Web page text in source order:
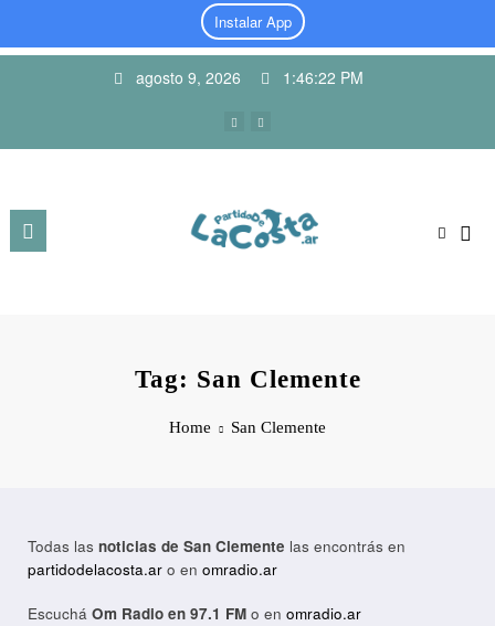
Instalar App
agosto 9, 2026 1:46:23 PM
Tag: San Clemente
Home San Clemente
Todas las noticias de San Clemente las encontrás en
partidodelacosta.ar o en omradio.ar
Escuchá Om Radio en 97.1 FM o en omradio.ar